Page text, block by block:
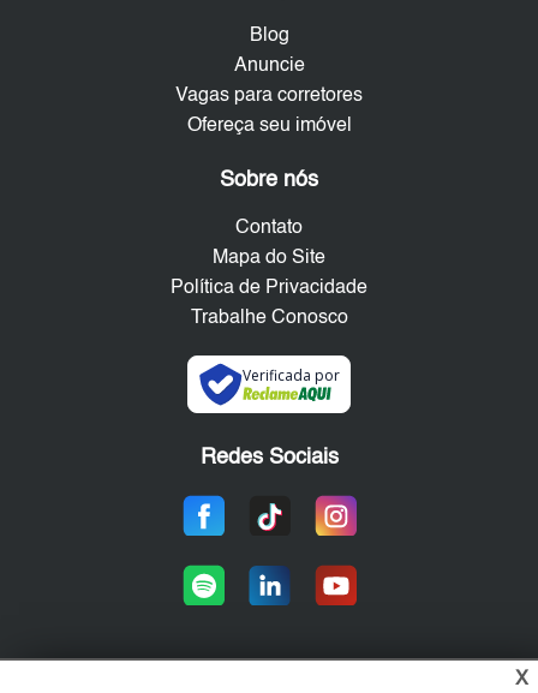
Blog
Anuncie
Vagas para corretores
Ofereça seu imóvel
Sobre nós
Contato
Mapa do Site
Política de Privacidade
Trabalhe Conosco
Verificada por
Redes Sociais
X